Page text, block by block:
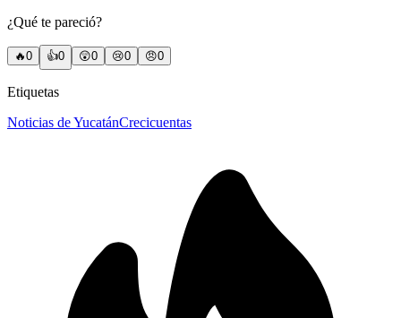
¿Qué te pareció?
🔥0 👍0 😲0 😢0 😠0
Etiquetas
Noticias de YucatánCrecicuentas